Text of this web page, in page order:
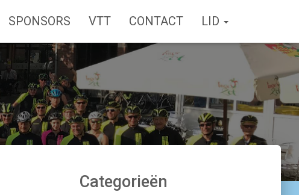
SPONSORS VTT CONTACT LID
Categorieën